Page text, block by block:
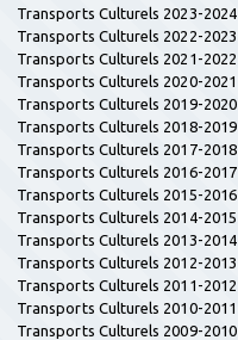
Transports Culturels 2023-2024
Transports Culturels 2022-2023
Transports Culturels 2021-2022
Transports Culturels 2020-2021
Transports Culturels 2019-2020
Transports Culturels 2018-2019
Transports Culturels 2017-2018
Transports Culturels 2016-2017
Transports Culturels 2015-2016
Transports Culturels 2014-2015
Transports Culturels 2013-2014
Transports Culturels 2012-2013
Transports Culturels 2011-2012
Transports Culturels 2010-2011
Transports Culturels 2009-2010